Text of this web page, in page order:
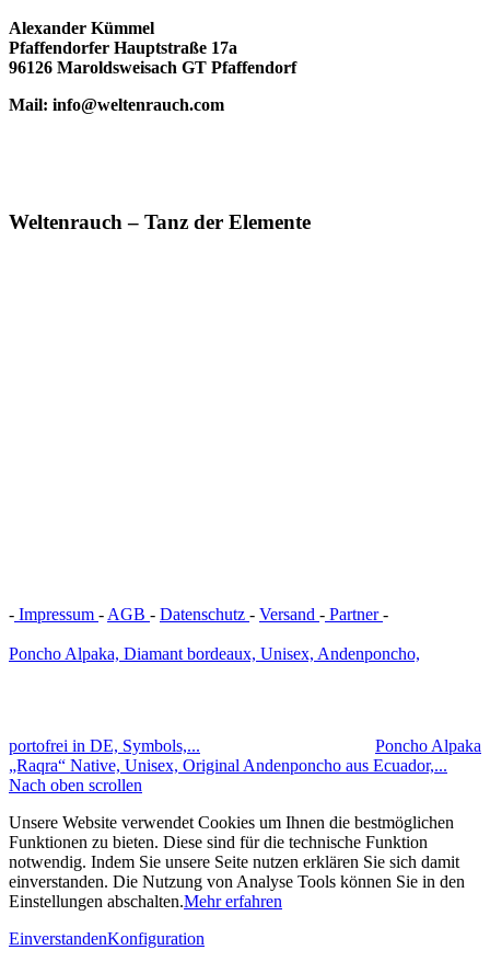
Alexander Kümmel
Pfaffendorfer Hauptstraße 17a
96126 Maroldsweisach GT Pfaffendorf
Mail: info@weltenrauch.com
Weltenrauch – Tanz der Elemente
- Impressum - AGB - Datenschutz - Versand - Partner-
Poncho Alpaka, Diamant bordeaux, Unisex, Andenponcho,
portofrei in DE, Symbols,...
Poncho Alpaka
„Raqra“ Native, Unisex, Original Andenponcho aus Ecuador,...
Nach oben scrollen
Unsere Website verwendet Cookies um Ihnen die bestmöglichen
Funktionen zu bieten. Diese sind für die technische Funktion
notwendig. Indem Sie unsere Seite nutzen erklären Sie sich damit
einverstanden. Die Nutzung von Analyse Tools können Sie in den
Einstellungen abschalten.Mehr erfahren
EinverstandenKonfiguration